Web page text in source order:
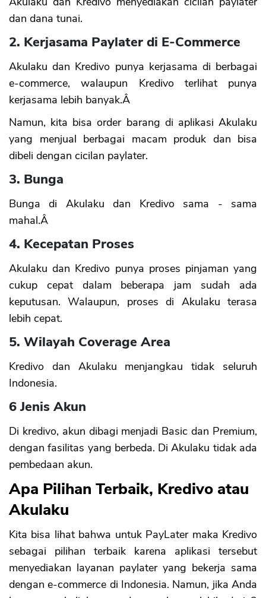
dan dana tunai.
2. Kerjasama Paylater di E-Commerce
Akulaku dan Kredivo punya kerjasama di berbagai
e-commerce, walaupun Kredivo terlihat punya
kerjasama lebih banyak.Â
Namun, kita bisa order barang di aplikasi Akulaku
yang menjual berbagai macam produk dan bisa
dibeli dengan cicilan paylater.
3. Bunga
Bunga di Akulaku dan Kredivo sama - sama
mahal.Â
4. Kecepatan Proses
Akulaku dan Kredivo punya proses pinjaman yang
cukup cepat dalam beberapa jam sudah ada
keputusan. Walaupun, proses di Akulaku terasa
lebih cepat.
5. Wilayah Coverage Area
Kredivo dan Akulaku menjangkau tidak seluruh
Indonesia.
6 Jenis Akun
Di kredivo, akun dibagi menjadi Basic dan Premium,
dengan fasilitas yang berbeda. Di Akulaku tidak ada
pembedaan akun.
Apa Pilihan Terbaik, Kredivo atau
Akulaku
Kita bisa lihat bahwa untuk PayLater maka Kredivo
sebagai pilihan terbaik karena aplikasi tersebut
menyediakan layanan paylater yang bekerja sama
dengan e-commerce di Indonesia. Namun, jika Anda